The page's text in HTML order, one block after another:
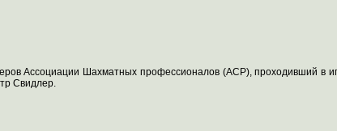
Ассоциации Шахматных профессионалов (ACP), проходивший в
Свидлер.